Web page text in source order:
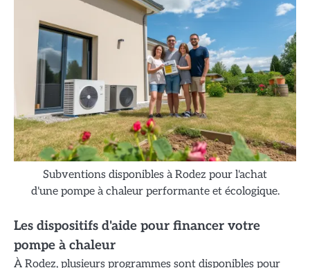
Subventions disponibles à Rodez pour l'achat
d'une pompe à chaleur performante et écologique.
Les dispositifs d'aide pour financer votre
pompe à chaleur
À Rodez, plusieurs programmes sont disponibles pour